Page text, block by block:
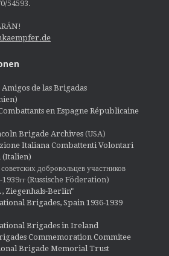
54593.
de las Brigadas
en Espagne Républicaine
Brigade Archives (USA)
Italiana Combattenti Volontari
(Italien)
добровольцев участников
1939гг (Russische Föderation)
Ziegenhals-Berlin"
Brigades, Spain 1936-1939
Brigades in Ireland
Commemoration Commitee
Brigade Memorial Trust